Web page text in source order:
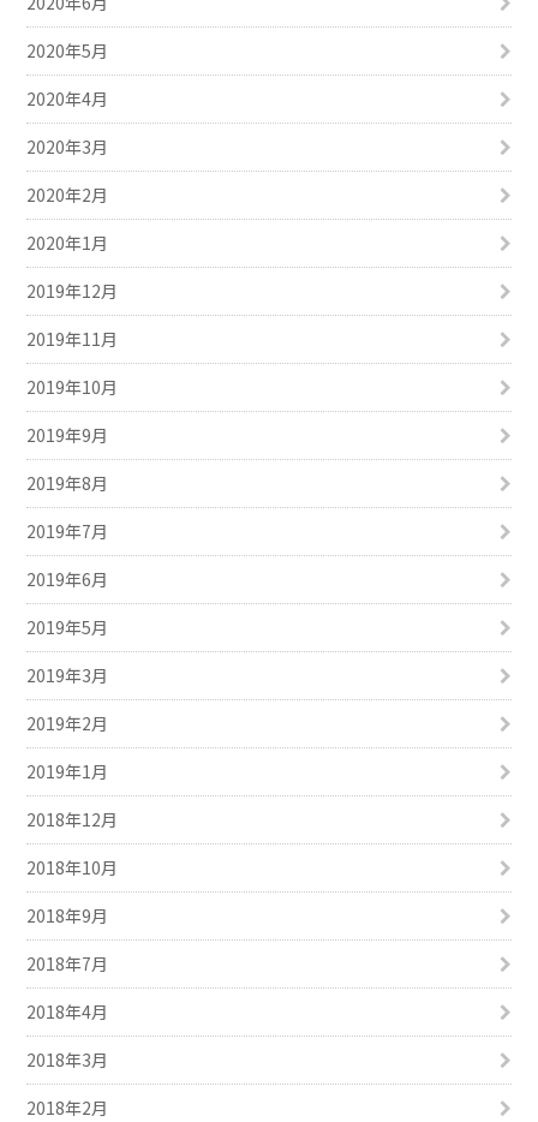
2020年5月
2020年4月
2020年3月
2020年2月
2020年1月
2019年12月
2019年11月
2019年10月
2019年9月
2019年8月
2019年7月
2019年6月
2019年5月
2019年3月
2019年2月
2019年1月
2018年12月
2018年10月
2018年9月
2018年7月
2018年4月
2018年3月
2018年2月